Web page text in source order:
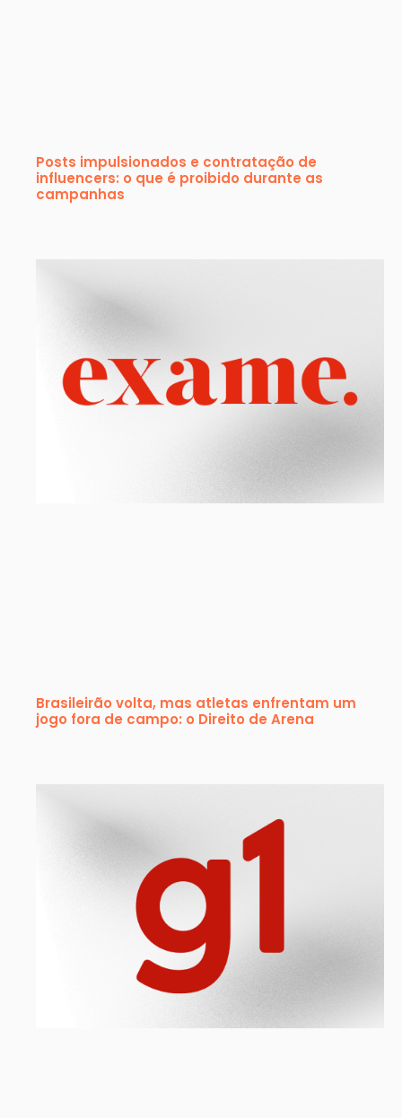
Posts impulsionados e contratação de
influencers: o que é proibido durante as
campanhas
Brasileirão volta, mas atletas enfrentam um
jogo fora de campo: o Direito de Arena